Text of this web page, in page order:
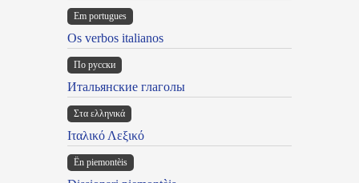
Em portugues
Os verbos italianos
По русски
Итальянские глаголы
Στα ελληνικά
Ιταλικό Λεξικό
Ën piemontèis